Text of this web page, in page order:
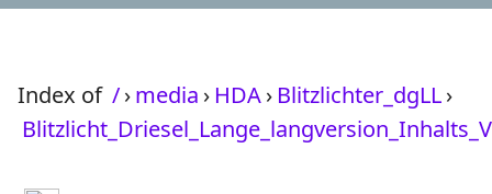
Index of /›media › HDA› Blitzlichter_dgLL›